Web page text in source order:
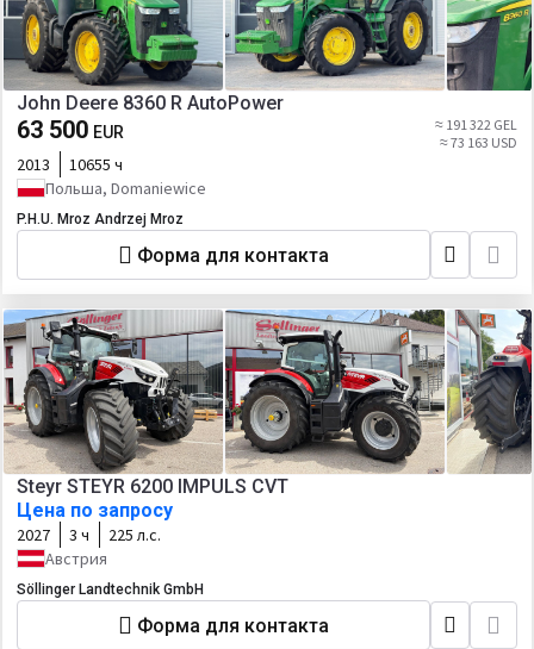
John Deere 8360 R AutoPower
63 500 EUR
≈ 191 322 GEL
≈ 73 163 USD
2013
10655 ч
Польша, Domaniewice
P.H.U. Mroz Andrzej Mroz
Форма для контакта
Steyr STEYR 6200 IMPULS CVT
Цена по запросу
2027 3 ч
225 л.с.
Австрия
Söllinger Landtechnik GmbH
Форма для контакта